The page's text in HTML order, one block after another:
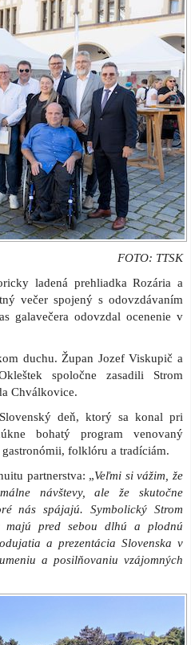
FOTO: TTSK
ladená prehliadka Rozária a
večer spojený s odovzdávaním
galavečera odovzdal ocenenie v
duchu. Župan Jozef Viskupič a
spoločne zasadili Strom
Chválkovice.
deň, ktorý sa konal pri
bohatý program venovaný
folklóru a tradíciám.
partnerstva: „Veľmi si vážim, že
návštevy, ale že skutočne
nás spájajú. Symbolický Strom
majú pred sebou dlhú a plodnú
a prezentácia Slovenska v
a posilňovaniu vzájomných